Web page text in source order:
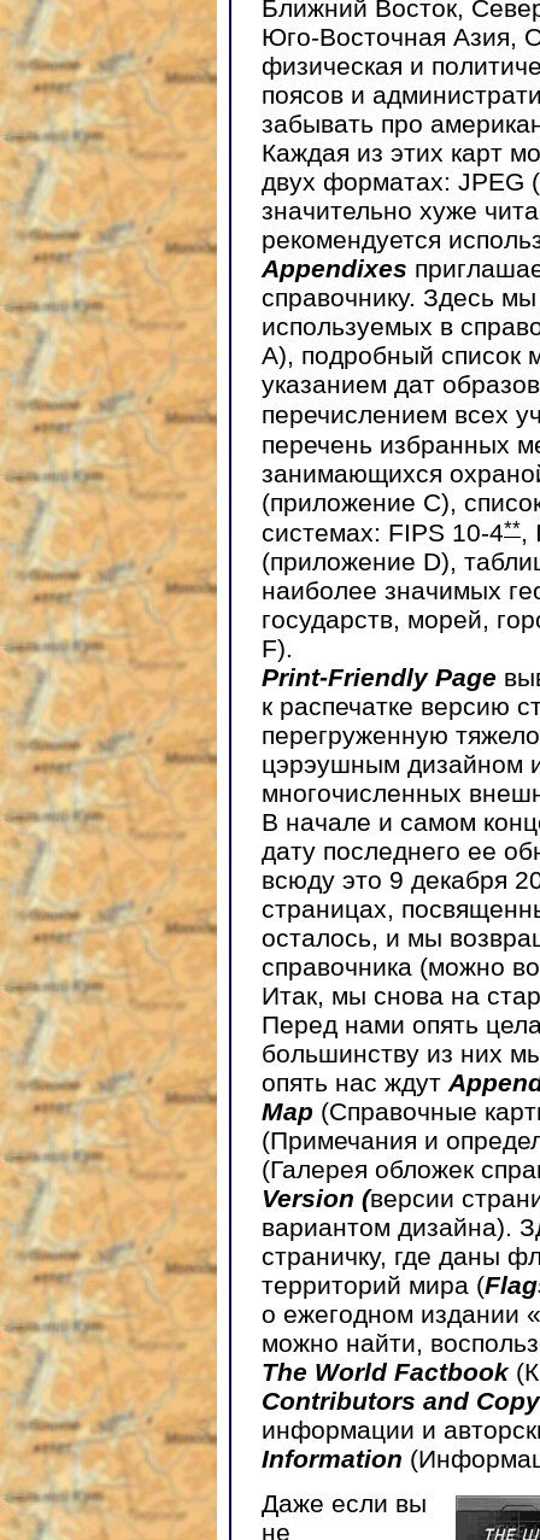
Ближний Восток,
Юго-Восточная Азия,
физическая и
поясов и
забывать про
Каждая из этих карт
двух форматах: JPEG
значительно хуже
рекомендуется
Appendixes
справочнику. Здесь
используемых в
A), подробный список
указанием дат
перечислением всех
перечень избранных
занимающихся
(приложение С),
системах: FIPS 10-4**,
(приложение D),
наиболее значимых
государств, морей,
F).
Print-Friendly Page
к распечатке версию
перегруженную
цэрэушным дизайном
многочисленных
В начале и самом
дату последнего ее
всюду это 9 декабря
страницах,
осталось, и мы
справочника (можно
Итак, мы снова на
Перед нами опять
большинству из них
опять нас ждут
Map (Справочные
(Примечания и
(Галерея обложек
Version (версии
вариантом дизайна).
страничку, где даны
территорий мира (
о ежегодном издании
можно найти,
The World Factbook
Contributors and
информации и
Information
Даже если вы
не